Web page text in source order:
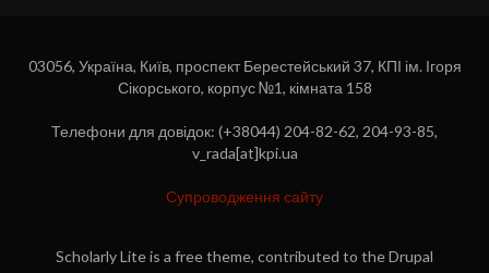
03056, Україна, Київ, проспект Берестейський 37, КПІ ім. Ігоря
Сікорського, корпус №1, кімната 158
Телефони для довідок: (+38044) 204-82-62, 204-93-85,
v_rada[at]kpi.ua
Супроводження сайту
Scholarly Lite is a free theme, contributed to the Drupal